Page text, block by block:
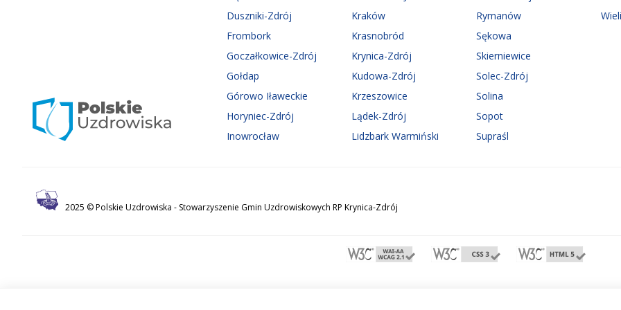
Duszniki-Zdrój
Frombork
Goczałkowice-Zdrój
Gołdap
Górowo Iławeckie
Horyniec-Zdrój
Inowrocław
Kraków
Krasnobród
Krynica-Zdrój
Kudowa-Zdrój
Krzeszowice
Lądek-Zdrój
Lidzbark Warmiński
Rymanów
Sękowa
Skierniewice
Solec-Zdrój
Solina
Sopot
Supraśl
2025 © Polskie Uzdrowiska - Stowarzyszenie Gmin Uzdrowiskowych RP Krynica-Zdrój